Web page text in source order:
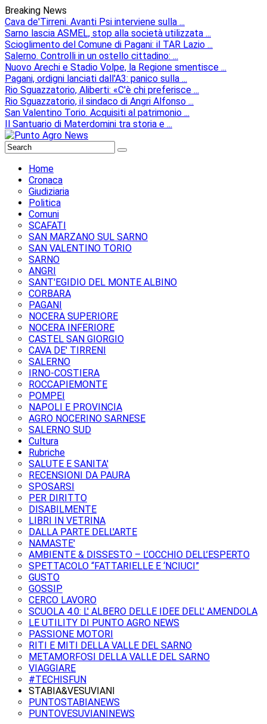
Breaking News
Cava de'Tirreni. Avanti Psi interviene sulla ...
Sarno lascia ASMEL, stop alla società utilizzata ...
Scioglimento del Comune di Pagani: il TAR Lazio ...
Salerno. Controlli in un ostello cittadino: ...
Nuovo Arechi e Stadio Volpe, la Regione smentisce ...
Pagani, ordigni lanciati dall'A3: panico sulla ...
Rio Sguazzatorio, Aliberti: «C'è chi preferisce ...
Rio Sguazzatorio, il sindaco di Angri Alfonso ...
San Valentino Torio. Acquisiti al patrimonio ...
Il Santuario di Materdomini tra storia e ...
Home
Cronaca
Giudiziaria
Politica
Comuni
SCAFATI
SAN MARZANO SUL SARNO
SAN VALENTINO TORIO
SARNO
ANGRI
SANT'EGIDIO DEL MONTE ALBINO
CORBARA
PAGANI
NOCERA SUPERIORE
NOCERA INFERIORE
CASTEL SAN GIORGIO
CAVA DE' TIRRENI
SALERNO
IRNO-COSTIERA
ROCCAPIEMONTE
POMPEI
NAPOLI E PROVINCIA
AGRO NOCERINO SARNESE
SALERNO SUD
Cultura
Rubriche
SALUTE E SANITA'
RECENSIONI DA PAURA
SPOSARSI
PER DIRITTO
DISABILMENTE
LIBRI IN VETRINA
DALLA PARTE DELL'ARTE
NAMASTE'
AMBIENTE & DISSESTO – L’OCCHIO DELL’ESPERTO
SPETTACOLO “FATTARIELLE E ‘NCIUCI”
GUSTO
GOSSIP
CERCO LAVORO
SCUOLA 4.0: L' ALBERO DELLE IDEE DELL' AMENDOLA
LE UTILITY DI PUNTO AGRO NEWS
PASSIONE MOTORI
RITI E MITI DELLA VALLE DEL SARNO
METAMORFOSI DELLA VALLE DEL SARNO
VIAGGIARE
#TECHISFUN
STABIA&VESUVIANI
PUNTOSTABIANEWS
PUNTOVESUVIANINEWS